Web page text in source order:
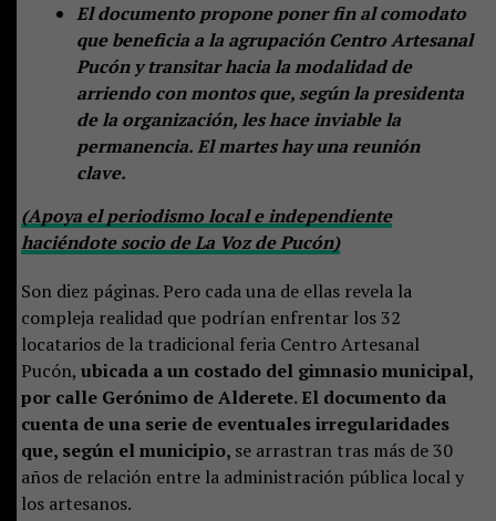
El documento propone poner fin al comodato
que beneficia a la agrupación Centro Artesanal
Pucón y transitar hacia la modalidad de
arriendo con montos que, según la presidenta
de la organización, les hace inviable la
permanencia. El martes hay una reunión
clave.
(Apoya el periodismo local e independiente
haciéndote socio de La Voz de Pucón)
Son diez páginas. Pero cada una de ellas revela la
compleja realidad que podrían enfrentar los 32
locatarios de la tradicional feria Centro Artesanal
Pucón, ubicada a un costado del gimnasio municipal,
por calle Gerónimo de Alderete. El documento da
cuenta de una serie de eventuales irregularidades
que, según el municipio, se arrastran tras más de 30
años de relación entre la administración pública local y
los artesanos.